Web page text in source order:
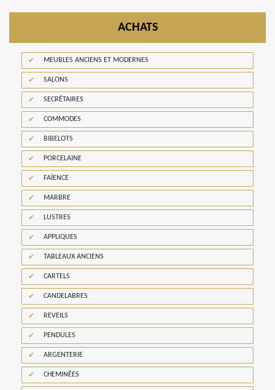
ACHATS
MEUBLES ANCIENS ET MODERNES
SALONS
SECRÉTAIRES
COMMODES
BIBELOTS
PORCELAINE
FAÏENCE
MARBRE
LUSTRES
APPLIQUES
TABLEAUX ANCIENS
CARTELS
CANDELABRES
REVEILS
PENDULES
ARGENTERIE
CHEMINÉES